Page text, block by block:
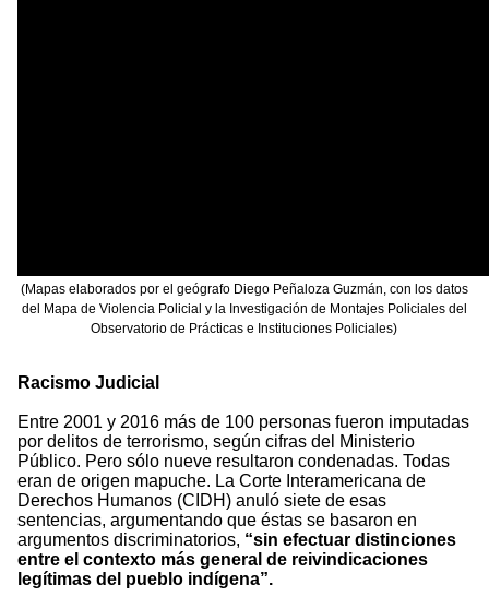
(Mapas elaborados por el geógrafo Diego Peñaloza Guzmán, con los datos
del Mapa de Violencia Policial y la Investigación de Montajes Policiales del
Observatorio de Prácticas e Instituciones Policiales)
Racismo Judicial
Entre 2001 y 2016 más de 100 personas fueron imputadas
por delitos de terrorismo, según cifras del Ministerio
Público. Pero sólo nueve resultaron condenadas. Todas
eran de origen mapuche. La Corte Interamericana de
Derechos Humanos (CIDH) anuló siete de esas
sentencias, argumentando que éstas se basaron en
argumentos discriminatorios, “sin efectuar distinciones
entre el contexto más general de reivindicaciones
legítimas del pueblo indígena”.